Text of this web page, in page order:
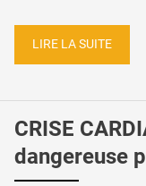
LIRE LA SUITE
CRISE
dangereuse